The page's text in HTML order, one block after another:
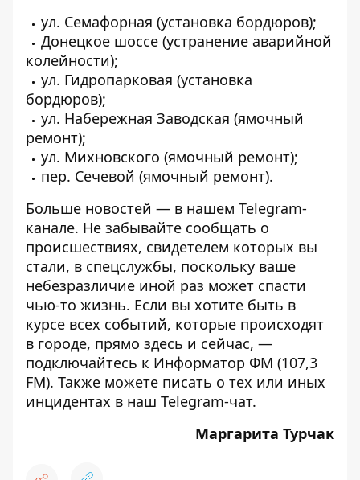
ул. Семафорная (установка бордюров);
Донецкое шоссе (устранение аварийной
колейности);
ул. Гидропарковая (установка
бордюров);
ул. Набережная Заводская (ямочный
ремонт);
ул. Михновского (ямочный ремонт);
пер. Сечевой (ямочный ремонт).
Больше новостей — в нашем Telegram-
канале. Не забывайте сообщать о
происшествиях, свидетелем которых вы
стали, в спецслужбы, поскольку ваше
небезразличие иной раз может спасти
чью-то жизнь. Если вы хотите быть в
курсе всех событий, которые происходят
в городе, прямо здесь и сейчас, —
подключайтесь к Информатор ФМ (107,3
FM). Также можете писать о тех или иных
инцидентах в наш Telegram-чат.
Маргарита Турчак